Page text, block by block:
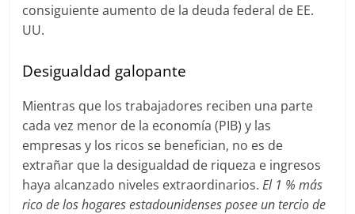
consiguiente aumento de la deuda federal de EE.
UU.
Desigualdad galopante
Mientras que los trabajadores reciben una parte
cada vez menor de la economía (PIB) y las
empresas y los ricos se benefician, no es de
extrañar que la desigualdad de riqueza e ingresos
haya alcanzado niveles extraordinarios.El 1 % más
rico de los hogares estadounidenses posee un tercio de